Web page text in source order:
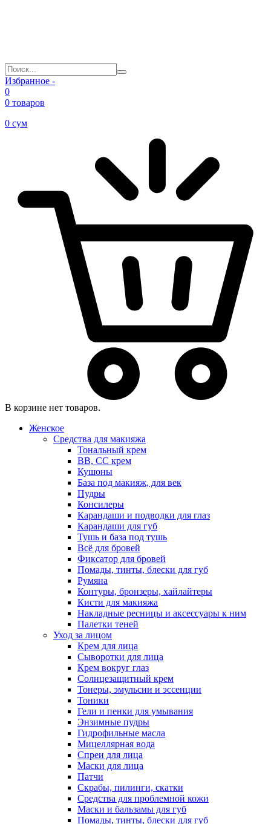
Избранное -
0
0 товаров
0 сум
В корзине нет товаров.
Женское
Средства для макияжа
Тональный крем
BB, CC крем
Кушоны
База под макияж, для век
Пудры
Консилеры
Карандаши и подводки для глаз
Карандаши для губ
Тушь и база под тушь
Всё для бровей
Фиксатор для бровей
Помады, тинты, блески для губ
Румяна
Контуры, бронзеры, хайлайтеры
Кисти для макияжа
Накладные ресницы и аксессуары к ним
Палетки теней
Уход за лицом
Крем для лица
Сыворотки для лица
Крем вокруг глаз
Солнцезащитный крем
Тонеры, эмульсии и эссенции
Тоники
Гели и пенки для умывания
Энзимные пудры
Гидрофильные масла
Мицеллярная вода
Спреи для лица
Маски для лица
Патчи
Скрабы, пилинги, скатки
Средства для проблемной кожи
Маски и бальзамы для губ
Помады, тинты, блески для губ